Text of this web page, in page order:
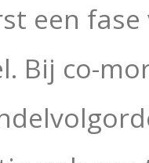
een fase
Bij co-